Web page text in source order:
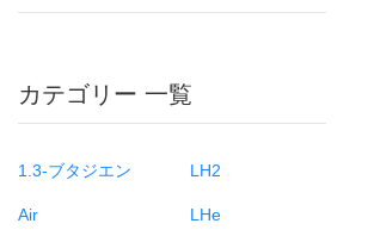
カテゴリー 一覧
1.3-ブタジエン
Air
LH2
LHe